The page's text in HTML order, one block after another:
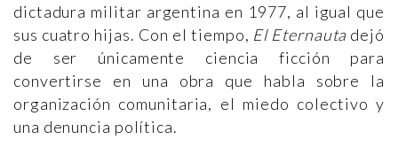
dictadura militar argentina en 1977, al igual que
sus cuatro hijas. Con el tiempo, El Eternauta dejó
de ser únicamente ciencia ficción para
convertirse en una obra que habla sobre la
organización comunitaria, el miedo colectivo y
una denuncia política.